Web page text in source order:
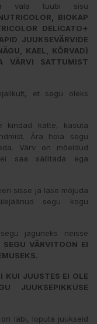
vala tuubi sisu
BIOKAP
DELICATO+
JUUKSEVÄRVIDE
KAEL, KÕRVAD)
VÄRVI SATTUMIST
et segu oleks
kindad kätte, kasuta
Ära hoia segu
Värv on mõeldud
saa säilitada ega
sisse ja lase mõjuda
segu kogu
jaguneks neisse
SEGU VÄRVITOON EI
KUI JUUSTES EI OLE
JUUKSEPIKKUSE
läbi, loputa juukseid